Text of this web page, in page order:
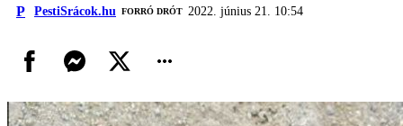
P PestiSrácok.hu FORRÓ DRÓT 2022. június 21. 10:54